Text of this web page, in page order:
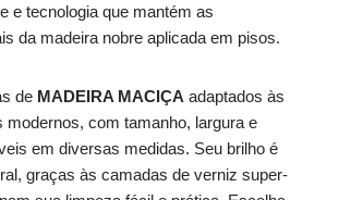
e tecnologia que mantém as
da madeira nobre aplicada em pisos.
de MADEIRA MACIÇA adaptados às
modernos, com tamanho, largura e
em diversas medidas. Seu brilho é
graças às camadas de verniz super-